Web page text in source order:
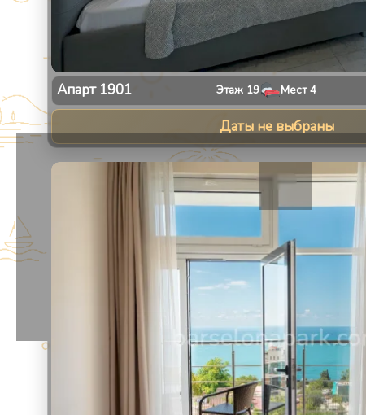
Апарт 1901 Этаж 19 Мест4
Даты не выбраны
30